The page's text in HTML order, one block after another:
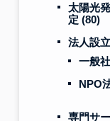
太陽光
定 (80)
法人設立
一般
NPO
専門サ